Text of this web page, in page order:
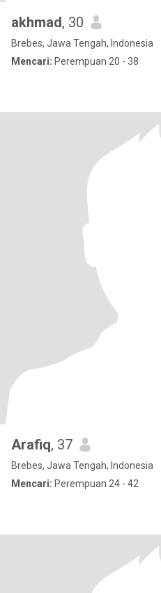
akhmad, 30
Brebes, Jawa Tengah, Indonesia
Mencari: Perempuan 20 - 38
Arafiq, 37
Brebes, Jawa Tengah, Indonesia
Mencari: Perempuan 24 - 42